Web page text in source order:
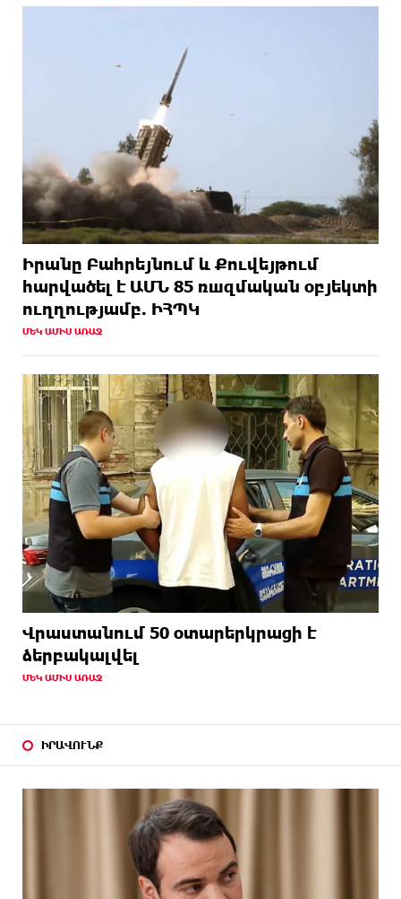
Իրանը Բահրեյնում և Քուվեյթում
hարվածել է ԱՄՆ 85 ռшզմական օբյեկտի
ուղղությամբ. ԻՀՊԿ
ՄԵԿ ԱՄԻՍ ԱՌԱՋ
Վրաստանում 50 օտարերկրացի է
ձերբակալվել
ՄԵԿ ԱՄԻՍ ԱՌԱՋ
ԻՐԱՎՈՒՆՔ